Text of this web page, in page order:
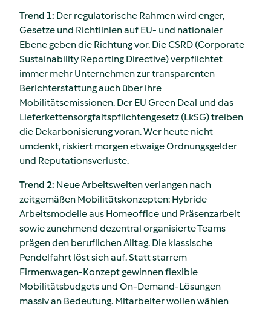
Trend 1: Der regulatorische Rahmen wird enger,
Gesetze und Richtlinien auf EU- und nationaler
Ebene geben die Richtung vor. Die CSRD (Corporate
Sustainability Reporting Directive) verpflichtet
immer mehr Unternehmen zur transparenten
Berichterstattung auch über ihre
Mobilitätsemissionen. Der EU Green Deal und das
Lieferkettensorgfaltspflichtengesetz (LkSG) treiben
die Dekarbonisierung voran. Wer heute nicht
umdenkt, riskiert morgen etwaige Ordnungsgelder
und Reputationsverluste.
Trend 2: Neue Arbeitswelten verlangen nach
zeitgemäßen Mobilitätskonzepten: Hybride
Arbeitsmodelle aus Homeoffice und Präsenzarbeit
sowie zunehmend dezentral organisierte Teams
prägen den beruflichen Alltag. Die klassische
Pendelfahrt löst sich auf. Statt starrem
Firmenwagen-Konzept gewinnen flexible
Mobilitätsbudgets und On-Demand-Lösungen
massiv an Bedeutung. Mitarbeiter wollen wählen